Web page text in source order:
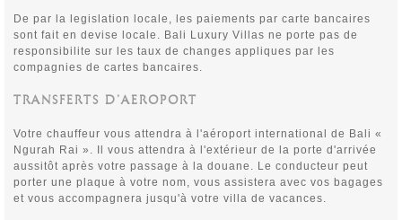
De par la legislation locale, les paiements par carte bancaires
sont fait en devise locale. Bali Luxury Villas ne porte pas de
responsibilite sur les taux de changes appliques par les
compagnies de cartes bancaires.
TRANSFERTS D’AEROPORT
Votre chauffeur vous attendra à l'aéroport international de Bali «
Ngurah Rai ». Il vous attendra à l'extérieur de la porte d'arrivée
aussitôt après votre passage à la douane. Le conducteur peut
porter une plaque à votre nom, vous assistera avec vos bagages
et vous accompagnera jusqu'à votre villa de vacances.